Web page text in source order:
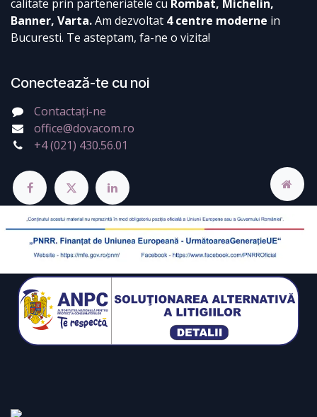
calitate prin parteneriatele cu Rombat, Michelin,
Banner, Varta.Am dezvoltat 4 centre moderne in
Bucuresti. Te asteptam, fa-ne o vizita!
Conectează-te cu noi
Contactați-ne
office@dovacom.ro
+4 (021) 430.56.01